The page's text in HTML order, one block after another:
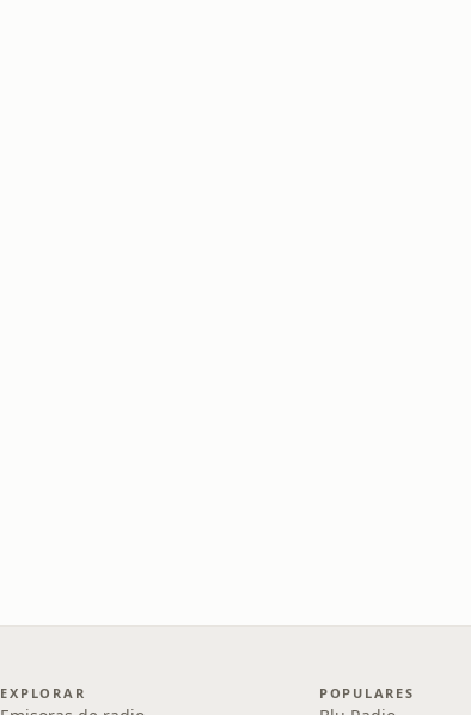
EXPLORAR POPULARES